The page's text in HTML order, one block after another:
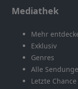
Mediathek
Mehr
Exklusiv
Genres
Alle
Letzte Chance